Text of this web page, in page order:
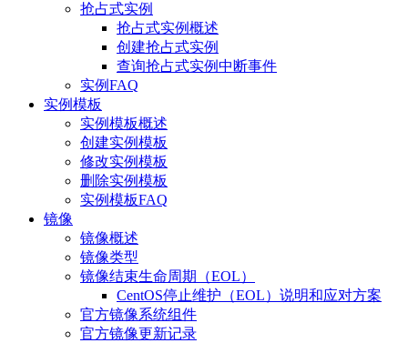
抢占式实例
抢占式实例概述
创建抢占式实例
查询抢占式实例中断事件
实例FAQ
实例模板
实例模板概述
创建实例模板
修改实例模板
删除实例模板
实例模板FAQ
镜像
镜像概述
镜像类型
镜像结束生命周期（EOL）
CentOS停止维护（EOL）说明和应对方案
官方镜像系统组件
官方镜像更新记录